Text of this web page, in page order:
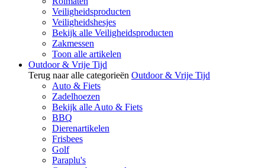
Veiligheidsproducten
Veiligheidshesjes
Bekijk alle Veiligheidsproducten
Zakmessen
Toon alle artikelen
Outdoor & Vrije Tijd
Terug naar alle categorieën Outdoor & Vrije Tijd
Auto & Fiets
Zadelhoezen
Bekijk alle Auto & Fiets
BBQ
Dierenartikelen
Frisbees
Golf
Paraplu's